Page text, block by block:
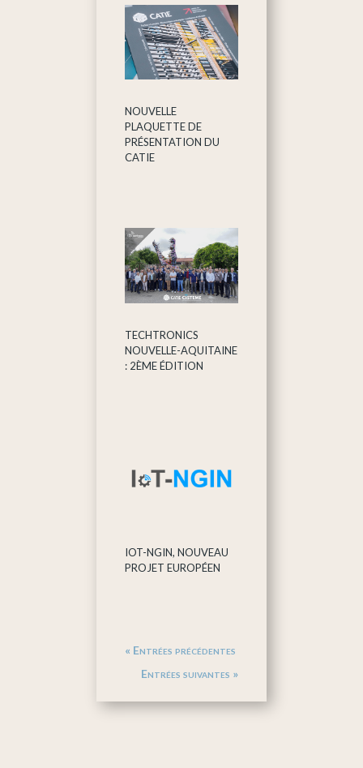
NOUVELLE
PLAQUETTE DE
PRÉSENTATION DU
CATIE
TECHTRONICS
NOUVELLE-AQUITAINE
: 2ÈME ÉDITION
IOT-NGIN, NOUVEAU
PROJET EUROPÉEN
« Entrées précédentes
Entrées suivantes »